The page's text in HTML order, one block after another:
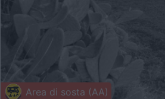
Area di sosta (AA)